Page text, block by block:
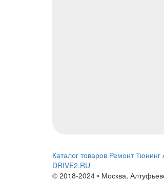
Каталог товаров Ремонт Тюнинг
DRIVE2.RU
© 2018-2024 • Москва,